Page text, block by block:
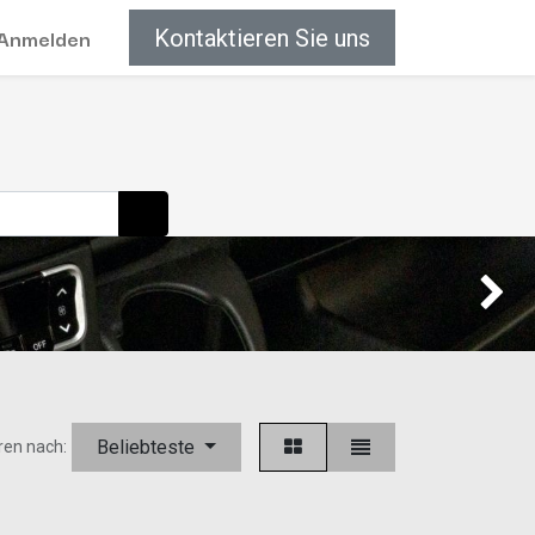
Kontaktieren Sie uns
Weiter
nach: Beliebteste